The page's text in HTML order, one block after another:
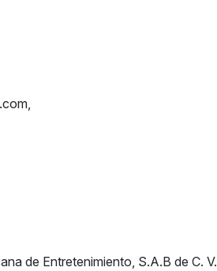
,
de Entretenimiento, S.A.B de C. V.